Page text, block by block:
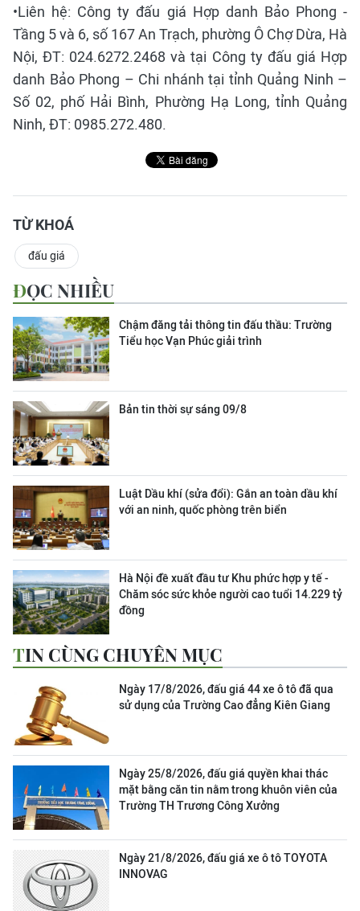
•Liên hệ: Công ty đấu giá Hợp danh Bảo Phong -
Tầng 5 và 6, số 167 An Trạch, phường Ô Chợ Dừa, Hà
Nội, ĐT: 024.6272.2468 và tại Công ty đấu giá Hợp
danh Bảo Phong – Chi nhánh tại tỉnh Quảng Ninh –
Số 02, phố Hải Bình, Phường Hạ Long, tỉnh Quảng
Ninh, ĐT: 0985.272.480.
TỪ KHOÁ
đấu giá
ĐỌC NHIỀU
Chậm đăng tải thông tin đấu thầu: Trường
Tiểu học Vạn Phúc giải trình
Bản tin thời sự sáng 09/8
Luật Dầu khí (sửa đổi): Gắn an toàn dầu khí
với an ninh, quốc phòng trên biển
Hà Nội đề xuất đầu tư Khu phức hợp y tế -
Chăm sóc sức khỏe người cao tuổi 14.229 tỷ
đồng
TIN CÙNG CHUYÊN MỤC
Ngày 17/8/2026, đấu giá 44 xe ô tô đã qua
sử dụng của Trường Cao đẳng Kiên Giang
Ngày 25/8/2026, đấu giá quyền khai thác
mặt bằng căn tin nằm trong khuôn viên của
Trường TH Trương Công Xưởng
Ngày 21/8/2026, đấu giá xe ô tô TOYOTA
INNOVAG